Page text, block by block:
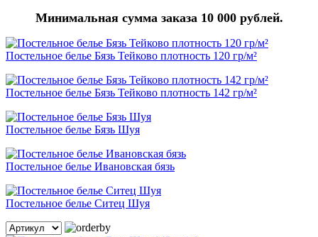
Минимальная сумма заказа 10 000 рублей.
Постельное белье Бязь Тейково плотность 120 гр/м²
Постельное белье Бязь Тейково плотность 142 гр/м²
Постельное белье Бязь Шуя
Постельное белье Ивановская бязь
Постельное белье Ситец Шуя